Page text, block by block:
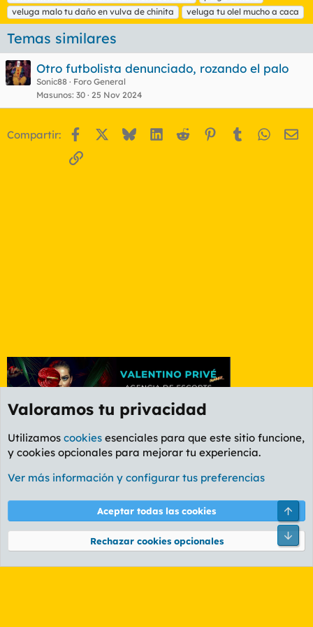
t
a
s
veluga malo tu daño en vulva de chinita
veluga tu olel mucho a caca
Temas similares
Otro futbolista denunciado, rozando el palo
Sonic88
Foro General
Masunos 30 25 Nov 2024
Compartir: Facebook BlueskyLinkedIn
Reddit Pinterest
Tumblr
Enlace
Foro General
Cookies
PL OLDSTYLE AMARILLO
Términos y reglas Política de privacidad Ayuda
Community platform by XenForo® © 2010-2026 XenForo Ltd.
Valoramos tu privacidad
Utilizamos cookies esenciales para que este sitio funcione,
y cookies opcionales para mejorar tu experiencia.
Ver más información y configurar tus preferencias
Aceptar todas las cookies
Rechazar cookies opcionales
Pie